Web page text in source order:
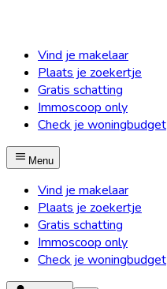
Vind je makelaar
Plaats je zoekertje
Gratis schatting
Immoscoop only
Check je woningbudget
Menu
Vind je makelaar
Plaats je zoekertje
Gratis schatting
Immoscoop only
Check je woningbudget